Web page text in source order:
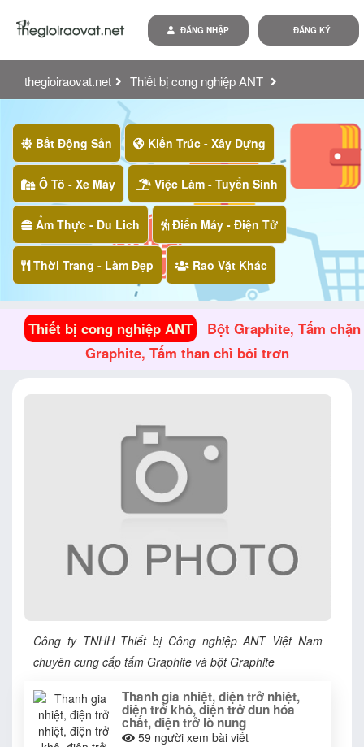
ĐĂNG KÝ
ĐĂNG NHẬP
thegioiraovat.net
Thiết bị cong nghiệp ANT
bột graphite, tấm chặn graphite, tấm than chì bôi trơn
Bất Động Sản Kiến Trúc - Xây Dựng
Ô Tô - Xe Máy Việc Làm - Tuyển Sinh
Ẩm Thực - Du Lich Điển Máy - Điện Tử
Thời Trang - Làm Đẹp Rao Vặt Khác
Thiết bị cong nghiệp ANT
Bột Graphite, Tấm chặn
Graphite, Tấm than chì bôi trơn
Công ty TNHH Thiết bị Công nghiệp ANT Việt Nam
chuyên cung cấp tấm Graphite và bột Graphite
Thanh gia nhiệt, điện trở nhiệt,
điện trở khô, điện trở đun hóa
chất, điện trở lò nung
59 người xem bài viết